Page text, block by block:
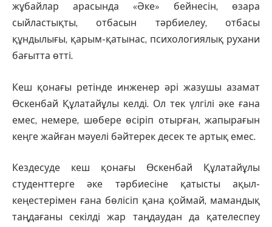
жұбайлар арасында «Әке» бейнесін, өзара
сыйластықты, отбасын тәрбиелеу, отбасы
құндылығы, қарым-қатынас, психологиялық рухани
бағытта өтті.
Кеш қонағы ретінде инженер әрі жазушы азамат
Өскенбай Құлатайұлы келді. Ол тек үлгілі әке ғана
емес, немере, шөбере өсіріп отырған, жапырағын
кеңге жайған мәуелі бәйтерек десек те артық емес.
Кездесуде кеш қонағы Өскенбай Құлатайұлы
студенттерге әке тәрбиесіне қатысты ақыл-
кеңестерімен ғана бөлісіп қана қоймай, мамандық
таңдағаны секілді жар таңдаудан да қателеспеу